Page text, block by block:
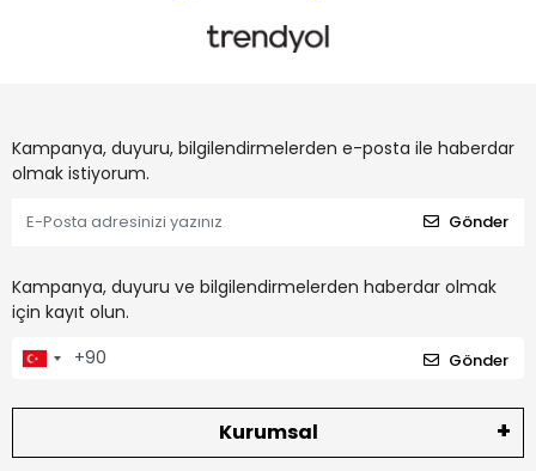
Kampanya, duyuru, bilgilendirmelerden e-posta ile haberdar
olmak istiyorum.
Gönder
Kampanya, duyuru ve bilgilendirmelerden haberdar olmak
için kayıt olun.
Gönder
Kurumsal